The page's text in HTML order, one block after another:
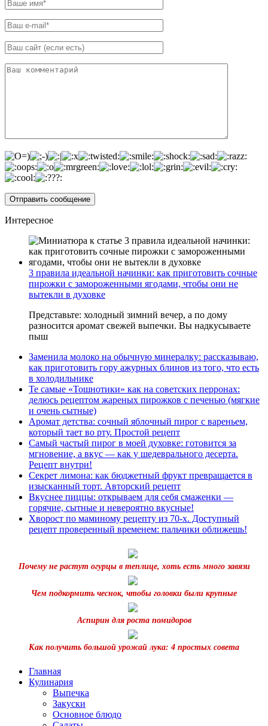
Интересное
3 правила идеальной начинки: как приготовить сочные
пирожки с замороженными ягодами, чтобы они не
вытекли в духовке
Представьте: холодный зимний вечер, а по дому
разносится аромат свежей выпечки. Вы надкусываете
пыш
Заменила молоко на обычную минералку: рассказываю,
как приготовить гору ажурных блинов из того, что есть
в холодильнике
Те самые «Тошнотики» как на советских перронах:
делюсь рецептом жареных пирожков с печенью (мягкие
и очень сытные)
Аромат детства: сочный яблочный пирог с вареньем,
который тает во рту. Простой рецепт
Самый частый пирог в моей духовке: готовится за
мгновение, а вкус — как у шедеврального десерта.
Рецепт внутри!
Секрет лимона: как бюджетный фрукт превращается в
изысканный торт. Авторский рецепт
Вкуснее пиццы: открываем для себя смаженки —
горячие, сытные и невероятно вкусные!
Хворост по маминому рецепту из 70-х. Доступный
рецепт проверенный временем: пальчики оближешь!
Почему не растут огурцы в теплице, хоть есть много завязи
Чем подкормить чеснок, чтобы головки были крупные
Аспирин для роста помидоров
Как получить большой урожай лука: 4 простых совета
Главная
Кулинария
Выпечка
Закуски
Основное блюдо